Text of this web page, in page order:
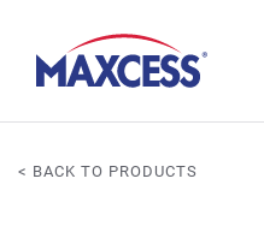
< BACK TO PRODUCTS